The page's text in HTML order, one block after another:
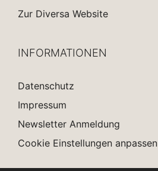
Zur Diversa Website
INFORMATIONEN
Datenschutz
Impressum
Newsletter Anmeldung
Cookie Einstellungen anpassen